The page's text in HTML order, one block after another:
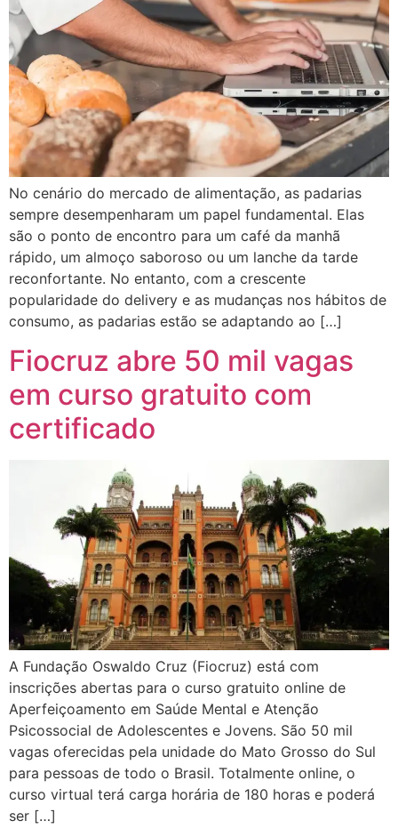
No cenário do mercado de alimentação, as padarias
sempre desempenharam um papel fundamental. Elas
são o ponto de encontro para um café da manhã
rápido, um almoço saboroso ou um lanche da tarde
reconfortante. No entanto, com a crescente
popularidade do delivery e as mudanças nos hábitos de
consumo, as padarias estão se adaptando ao […]
Fiocruz abre 50 mil vagas
em curso gratuito com
certificado
A Fundação Oswaldo Cruz (Fiocruz) está com
inscrições abertas para o curso gratuito online de
Aperfeiçoamento em Saúde Mental e Atenção
Psicossocial de Adolescentes e Jovens. São 50 mil
vagas oferecidas pela unidade do Mato Grosso do Sul
para pessoas de todo o Brasil. Totalmente online, o
curso virtual terá carga horária de 180 horas e poderá
ser […]